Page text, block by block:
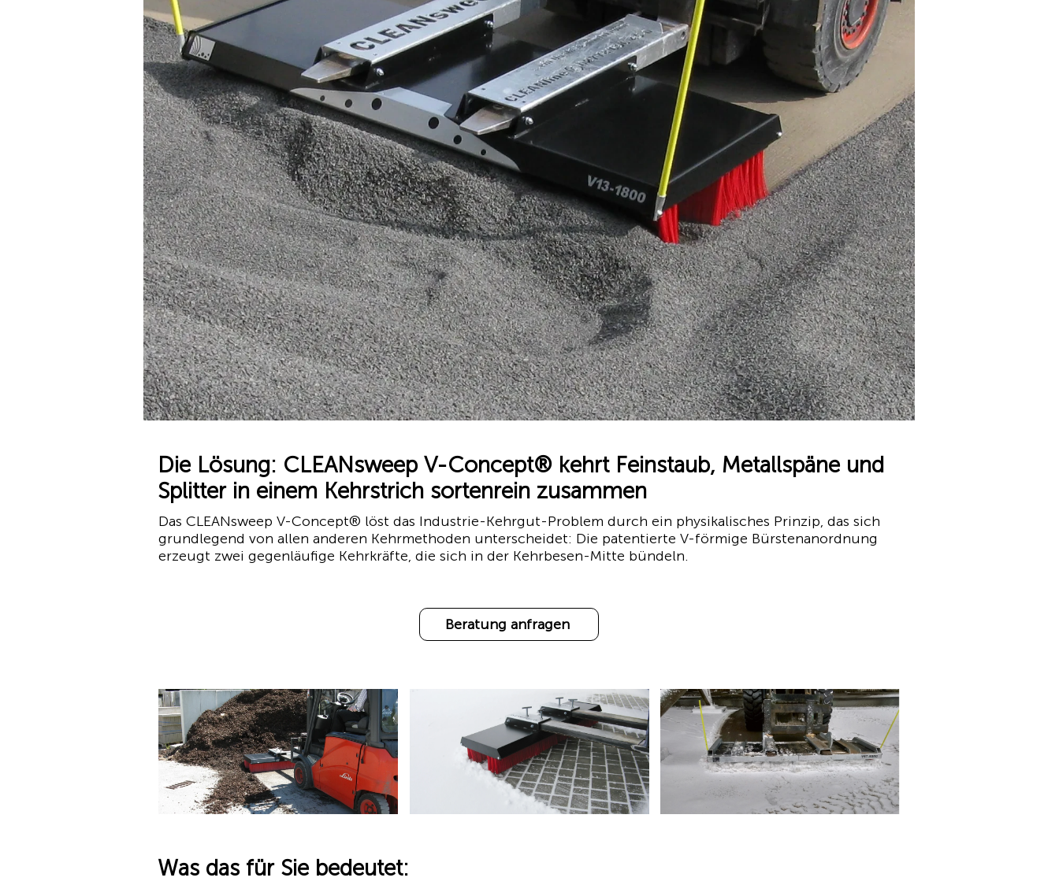
Die Lösung: CLEANsweep V-Concept® kehrt Feinstaub, Metallspäne und
Splitter in einem Kehrstrich sortenrein zusammen
Das CLEANsweep V-Concept® löst das Industrie-Kehrgut-Problem durch ein physikalisches Prinzip, das sich
grundlegend von allen anderen Kehrmethoden unterscheidet: Die patentierte V-förmige Bürstenanordnung
erzeugt zwei gegenläufige Kehrkräfte, die sich in der Kehrbesen-Mitte bündeln.
Beratung anfragen
Was das für Sie bedeutet: